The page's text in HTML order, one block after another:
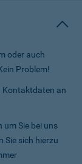
oder auch
Problem!
Kontaktdaten an
Sie bei uns
Sie sich hierzu